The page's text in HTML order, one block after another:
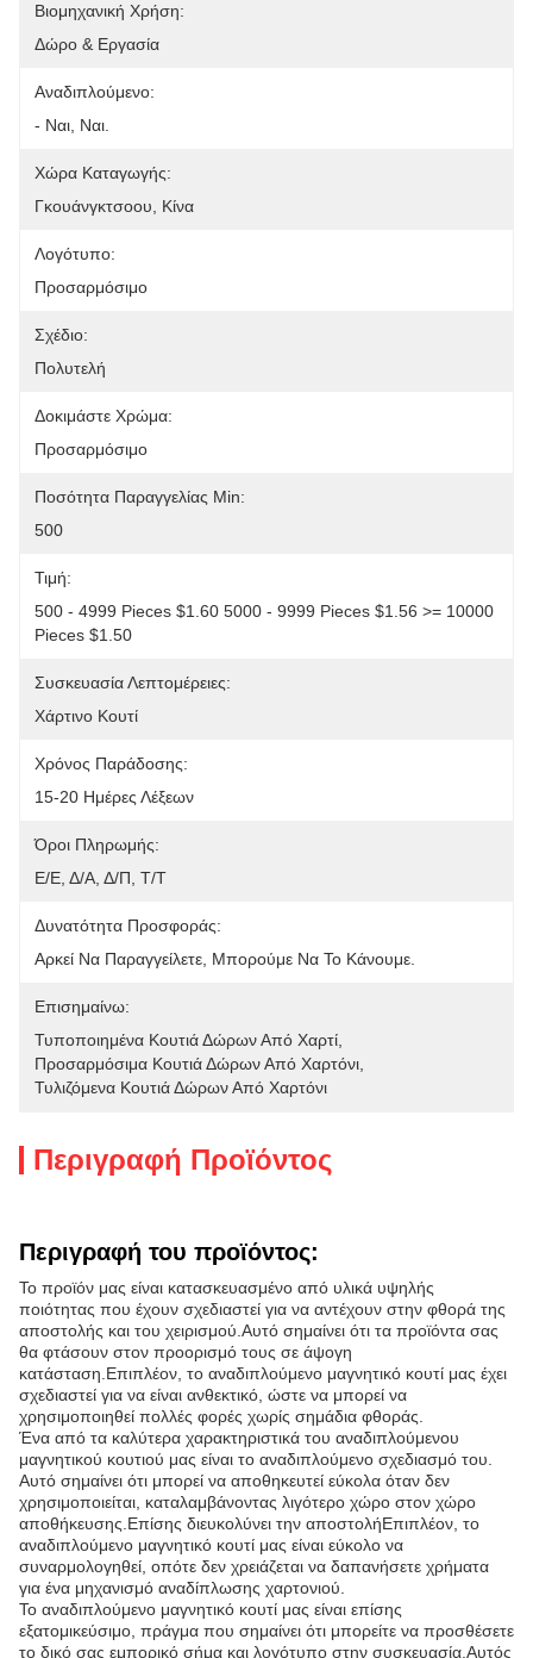
Βιομηχανική Χρήση:
Δώρο & Εργασία
Αναδιπλούμενο:
- Ναι, Ναι.
Χώρα Καταγωγής:
Γκουάνγκτσοου, Κίνα
Λογότυπο:
Προσαρμόσιμο
Σχέδιο:
Πολυτελή
Δοκιμάστε Χρώμα:
Προσαρμόσιμο
Ποσότητα Παραγγελίας Min:
500
Τιμή:
500 - 4999 Pieces $1.60 5000 - 9999 Pieces $1.56 >= 10000
Pieces $1.50
Συσκευασία Λεπτομέρειες:
Χάρτινο Κουτί
Χρόνος Παράδοσης:
15-20 Ημέρες Λέξεων
Όροι Πληρωμής:
Ε/Ε, Δ/Α, Δ/Π, Τ/Τ
Δυνατότητα Προσφοράς:
Αρκεί Να Παραγγείλετε, Μπορούμε Να Το Κάνουμε.
Επισημαίνω:
Τυποποιημένα Κουτιά Δώρων Από Χαρτί
Προσαρμόσιμα Κουτιά Δώρων Από Χαρτόνι
Τυλιζόμενα Κουτιά Δώρων Από Χαρτόνι
Περιγραφή Προϊόντος
Περιγραφή του προϊόντος:
Το προϊόν μας είναι κατασκευασμένο από υλικά υψηλής
ποιότητας που έχουν σχεδιαστεί για να αντέχουν στην φθορά της
αποστολής και του χειρισμού.Αυτό σημαίνει ότι τα προϊόντα σας
θα φτάσουν στον προορισμό τους σε άψογη
κατάσταση.Επιπλέον, το αναδιπλούμενο μαγνητικό κουτί μας έχει
σχεδιαστεί για να είναι ανθεκτικό, ώστε να μπορεί να
χρησιμοποιηθεί πολλές φορές χωρίς σημάδια φθοράς.
Ένα από τα καλύτερα χαρακτηριστικά του αναδιπλούμενου
μαγνητικού κουτιού μας είναι το αναδιπλούμενο σχεδιασμό του.
Αυτό σημαίνει ότι μπορεί να αποθηκευτεί εύκολα όταν δεν
χρησιμοποιείται, καταλαμβάνοντας λιγότερο χώρο στον χώρο
αποθήκευσης.Επίσης διευκολύνει την αποστολήΕπιπλέον, το
αναδιπλούμενο μαγνητικό κουτί μας είναι εύκολο να
συναρμολογηθεί, οπότε δεν χρειάζεται να δαπανήσετε χρήματα
για ένα μηχανισμό αναδίπλωσης χαρτονιού.
Το αναδιπλούμενο μαγνητικό κουτί μας είναι επίσης
εξατομικεύσιμο, πράγμα που σημαίνει ότι μπορείτε να προσθέσετε
το δικό σας εμπορικό σήμα και λογότυπο στην συσκευασία.Αυτός